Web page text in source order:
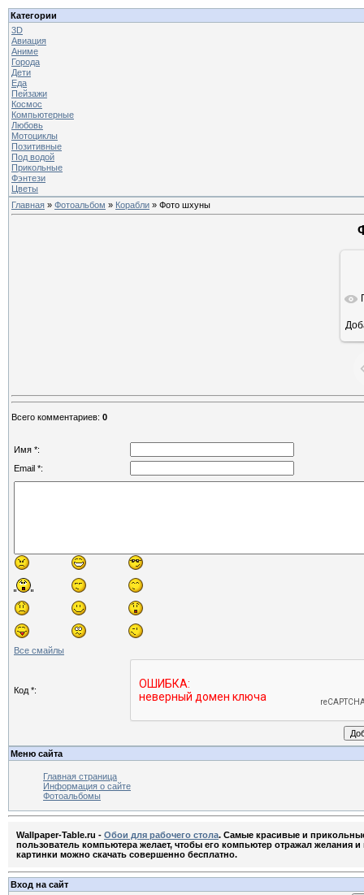
Категории
3D
Авиация
Аниме
Города
Дети
Еда
Пейзажи
Космос
Компьютерные
Любовь
Мотоциклы
Позитивные
Под водой
Прикольные
Фэнтези
Цветы
Главная » Фотоальбом » Корабли » Фото шхуны
Всего комментариев: 0
Имя *:
Email *:
Все смайлы
Код *:
Меню сайта
Главная страница
Информация о сайте
Фотоальбомы
Wallpaper-Table.ru - Обои для рабочего стола. Самые красивые и
пользователь компьютера желает, чтобы его компьютер отражал желания
картинки можно скачать совершенно бесплатно.
Вход на сайт